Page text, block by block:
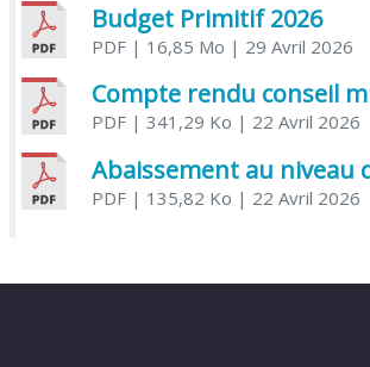
Budget Primitif 2026
PDF| 16,85 Mo | 29 Avril 2026
PDF| 341,29 Ko | 22 Avril 2026
PDF| 135,82 Ko | 22 Avril 2026